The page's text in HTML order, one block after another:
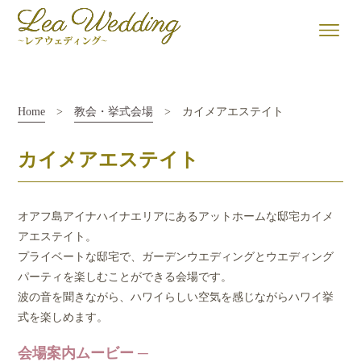
Home >教会・挙式会場 > カイメアエステイト
カイメアエステイト
オアフ島アイナハイナエリアにあるアットホームな邸宅カイメ
アエステイト。
プライベートな邸宅で、ガーデンウエディングとウエディング
パーティを楽しむことができる会場です。
波の音を聞きながら、ハワイらしい空気を感じながらハワイ挙
式を楽しめます。
会場案内ムービー